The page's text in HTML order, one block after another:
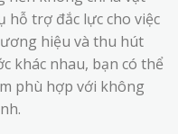
hỗ trợ đắc lực cho việc
hiệu và thu hút
khác nhau, bạn có thể
phù hợp với không